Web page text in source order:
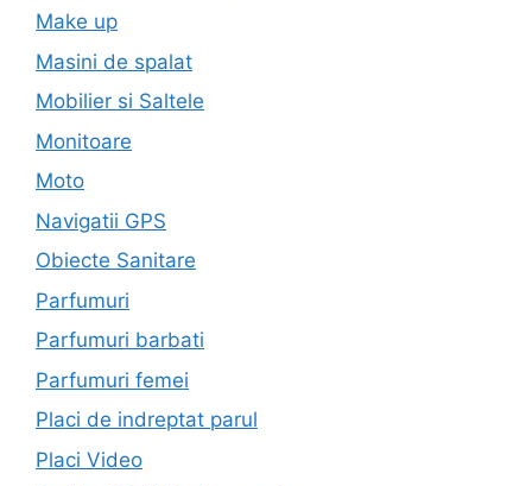
Make up
Masini de spalat
Mobilier si Saltele
Monitoare
Moto
Navigatii GPS
Obiecte Sanitare
Parfumuri
Parfumuri barbati
Parfumuri femei
Placi de indreptat parul
Placi Video